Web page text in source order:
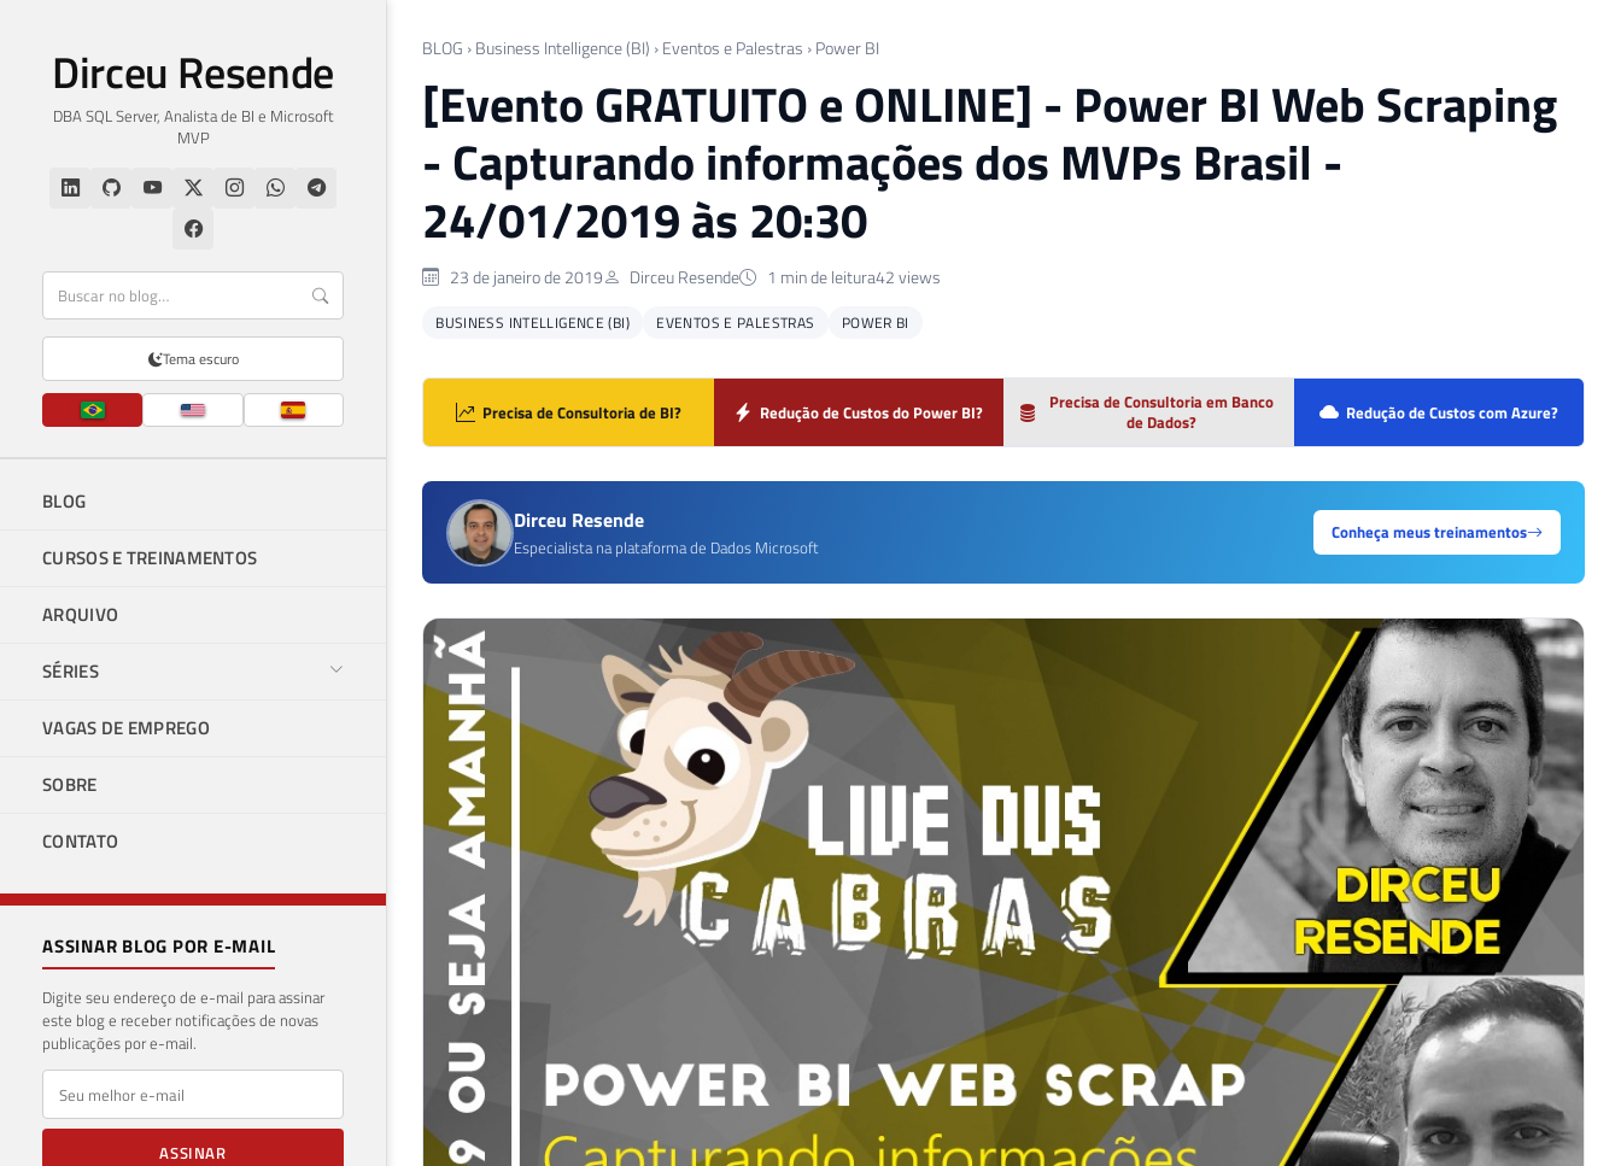
Dirceu Resende
DBA SQL Server, Analista de BI e Microsoft
MVP
Tema escuro
BLOG
CURSOS E TREINAMENTOS
ARQUIVO
SÉRIES
VAGAS DE EMPREGO
SOBRE
CONTATO
ASSINAR BLOG POR E-MAIL
Digite seu endereço de e-mail para assinar
este blog e receber notificações de novas
publicações por e-mail.
E-mail
ASSINAR
BLOG › Business Intelligence (BI) › Eventos e Palestras › Power BI
[Evento GRATUITO e ONLINE] - Power BI Web Scraping
- Capturando informações dos MVPs Brasil -
24/01/2019 às 20:30
23 de janeiro de 2019 Dirceu Resende 1 min de leitura42 views
BUSINESS INTELLIGENCE (BI) EVENTOS E PALESTRAS POWER BI
Precisa de Consultoria de BI? Redução de Custos do Power BI?
Precisa de Consultoria em Banco
de Dados?
Redução de Custos com Azure?
Dirceu Resende
Especialista na plataforma de Dados Microsoft
Conheça meus treinamentos